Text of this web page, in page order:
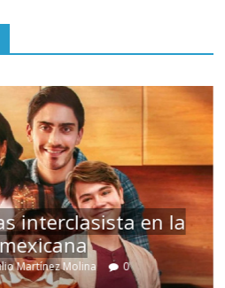
interclasista en la
Martínez Molina 0